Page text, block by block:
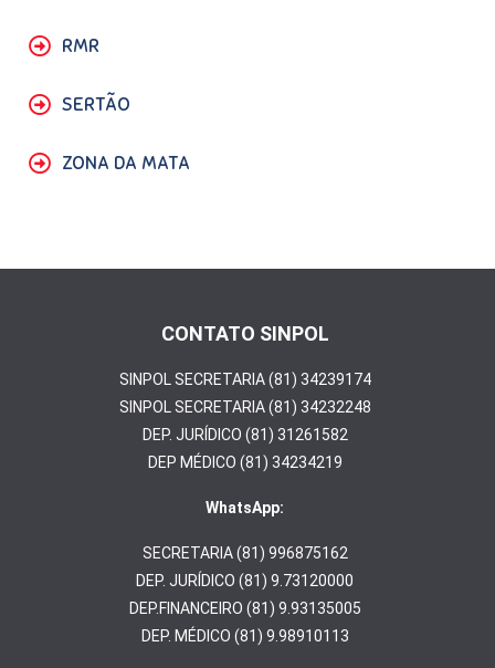
RMR
SERTÃO
ZONA DA MATA
CONTATO SINPOL
SINPOL SECRETARIA (81) 34239174
SINPOL SECRETARIA (81) 34232248
DEP. JURÍDICO (81) 31261582
DEP MÉDICO (81) 34234219
WhatsApp:
SECRETARIA (81) 996875162
DEP. JURÍDICO (81) 9.73120000
DEP.FINANCEIRO (81) 9.93135005
DEP. MÉDICO (81) 9.98910113